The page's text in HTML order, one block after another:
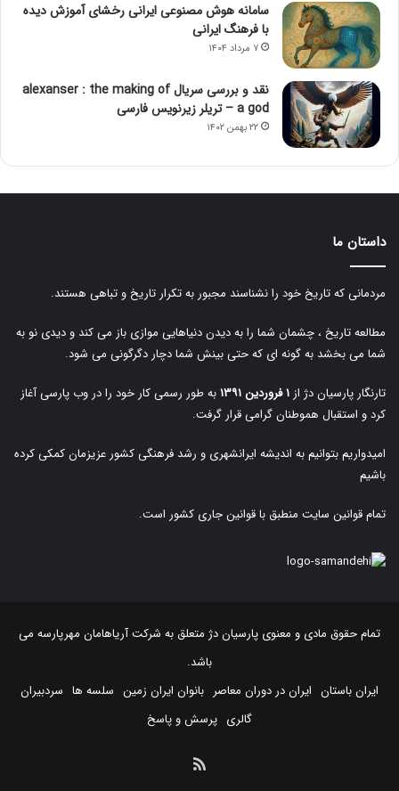
سامانه هوش مصنوعی ایرانی رخشای آموزش دیده
با فرهنگ ایرانی
۷ مرداد ۱۴۰۴
نقد و بررسی سریال alexanser : the making of
a god – تریلر زیرنویس فارسی
۲۲ بهمن ۱۴۰۲
داستان ما
مردمانی که تاریخ خود را نشناسند مجبور به تکرار تاریخ و تباهی هستند.
مطالعه تاریخ ، چشمان شما را به دیدن دنیاهایی موازی باز می کند و دیدی نو به
شما می بخشد به گونه ای که حتی بینش شما دچار دگرگونی می شود.
تارنگار پارسیان دژ از ۱ فروردین ۱۳۹۱
به طور رسمی کار خود را در وب پارسی آغاز
کرد و استقبال هموطنان گرامی قرار گرفت.
امیدواریم بتوانیم به اندیشه ایرانشهری و رشد فرهنگی کشور عزیزمان کمکی کرده
باشیم
تمام قوانین سایت منطبق با قوانین جاری کشور است.
تمام حقوق مادی و معنوی پارسیان دژ متعلق به شرکت آریاهامان مهرپارسه می
باشد.
ایران باستان ایران در دوران معاصر بانوان ایران زمین سلسه ها سردبیران
گالری پرسش و پاسخ
خوراک